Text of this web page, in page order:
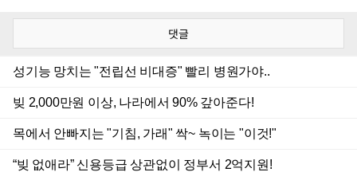
댓글